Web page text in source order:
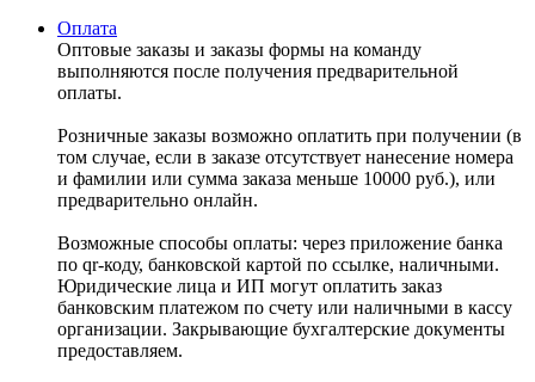
Оплата
Оптовые заказы и заказы формы на команду
выполняются после получения предварительной
оплаты.
Розничные заказы возможно оплатить при получении (в
том случае, если в заказе отсутствует нанесение номера
и фамилии или сумма заказа меньше 10000 руб.), или
предварительно онлайн.
Возможные способы оплаты: через приложение банка
по qr-коду, банковской картой по ссылке, наличными.
Юридические лица и ИП могут оплатить заказ
банковским платежом по счету или наличными в кассу
организации. Закрывающие бухгалтерские документы
предоставляем.